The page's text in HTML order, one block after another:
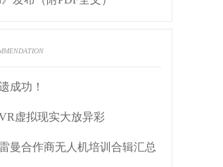
成功！
虚拟现实大放异彩
曼合作商无人机培训合辑汇总